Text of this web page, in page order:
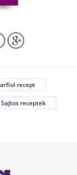
recept
Sajtos receptek